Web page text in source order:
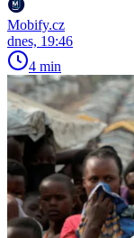
Mobify.cz
dnes, 19:46
4 min